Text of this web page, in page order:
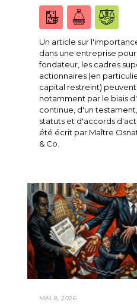
Un article sur
dans une entreprise
fondateur, les cadres
actionnaires (en
capital restreint)
notamment par le biais
continue, d'un
statuts et d'accords
été écrit par Maître
& Co.
MAI 8, 2026